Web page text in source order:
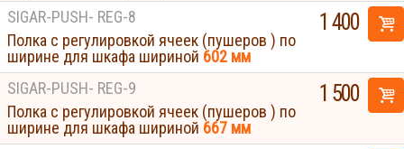
SIGAR-PUSH- REG-8
Полка с регулировкой ячеек (пушеров ) по
ширине для шкафа шириной 602 мм
1 400
SIGAR-PUSH- REG-9
Полка с регулировкой ячеек (пушеров ) по
ширине для шкафа шириной 667 мм
1 500